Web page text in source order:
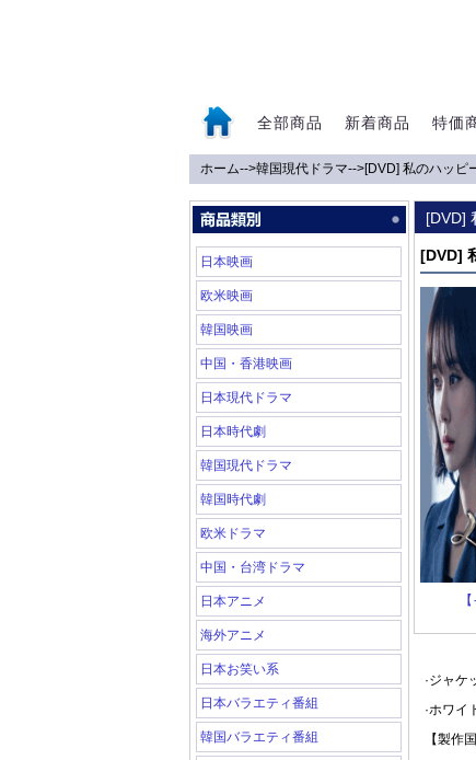
全部商品 新着商品 特価
ホーム-->韓国現代ドラマ-->[DVD] 私のハッピ
日本映画
欧米映画
韓国映画
中国・香港映画
日本現代ドラマ
日本時代劇
韓国現代ドラマ
韓国時代劇
欧米ドラマ
中国・台湾ドラマ
日本アニメ
海外アニメ
日本お笑い系
日本バラエティ番組
韓国バラエティ番組
[DVD]
[DVD]
·ジャケ
·ホワイ
【製作
0